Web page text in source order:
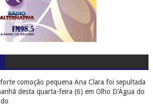
comoção pequena Ana Clara foi sepultada
desta quarta-feira (6) em Olho D'Água do